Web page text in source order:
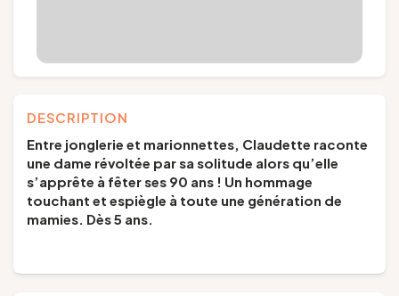
DESCRIPTION
Entre jonglerie et marionnettes, Claudette raconte
une dame révoltée par sa solitude alors qu’elle
s’apprête à fêter ses 90 ans ! Un hommage
touchant et espiègle à toute une génération de
mamies. Dès 5 ans.